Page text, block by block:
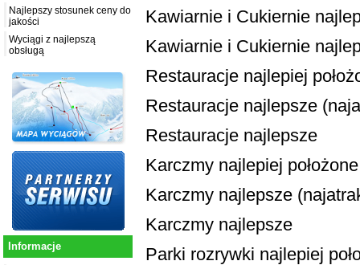
Najlepszy stosunek ceny do
jakości
Wyciągi z najlepszą
obsługą
Informacje
Kawiarnie i Cukiernie
Kawiarnie i Cukiernie
Restauracje najlepiej
Restauracje najlepsze
Restauracje najlepsze
Karczmy najlepiej położone
Karczmy najlepsze
Karczmy najlepsze
Parki rozrywki najlepiej